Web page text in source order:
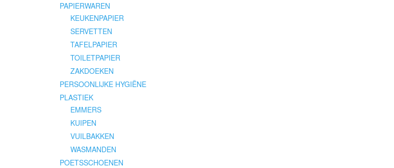
PAPIERWAREN
KEUKENPAPIER
SERVETTEN
TAFELPAPIER
TOILETPAPIER
ZAKDOEKEN
PERSOONLIJKE HYGIËNE
PLASTIEK
EMMERS
KUIPEN
VUILBAKKEN
WASMANDEN
POETSSCHOENEN